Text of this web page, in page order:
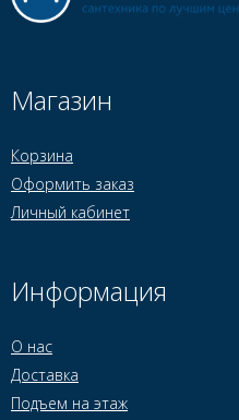
Магазин
Корзина
Оформить заказ
Личный кабинет
Информация
О нас
Доставка
Подъем на этаж